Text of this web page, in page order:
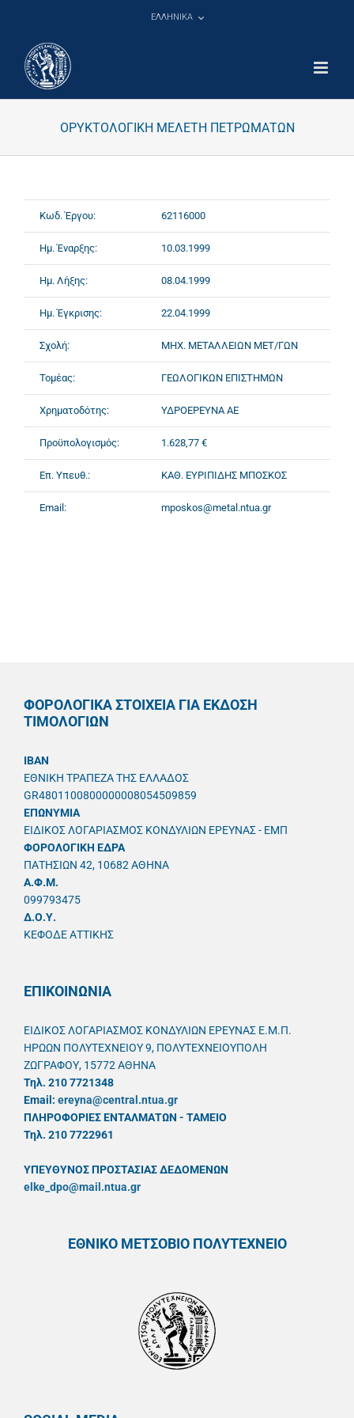
ΕΛΛΗΝΙΚΑ
ΟΡΥΚΤΟΛΟΓΙΚΗ ΜΕΛΕΤΗ ΠΕΤΡΩΜΑΤΩΝ
Κωδ. Έργου: 62116000
Ημ. Έναρξης: 10.03.1999
Ημ. Λήξης: 08.04.1999
Ημ. Έγκρισης: 22.04.1999
Σχολή: ΜΗΧ. ΜΕΤΑΛΛΕΙΩΝ ΜΕΤ/ΓΩΝ
Τομέας: ΓΕΩΛΟΓΙΚΩΝ ΕΠΙΣΤΗΜΩΝ
Χρηματοδότης: ΥΔΡΟΕΡΕΥΝΑ ΑΕ
Προϋπολογισμός: 1.628,77 €
Επ. Υπευθ.: ΚΑΘ. ΕΥΡΙΠΙΔΗΣ ΜΠΟΣΚΟΣ
Email: mposkos@metal.ntua.gr
ΦΟΡΟΛΟΓΙΚΑ ΣΤΟΙΧΕΙΑ ΓΙΑ ΕΚΔΟΣΗ
ΤΙΜΟΛΟΓΙΩΝ
IBAN
ΕΘΝΙΚΗ ΤΡΑΠΕΖΑ ΤΗΣ ΕΛΛΑΔΟΣ
GR4801100800000008054509859
ΕΠΩΝΥΜΙΑ
ΕΙΔΙΚΟΣ ΛΟΓΑΡΙΑΣΜΟΣ ΚΟΝΔΥΛΙΩΝ ΕΡΕΥΝΑΣ - ΕΜΠ
ΦΟΡΟΛΟΓΙΚΗ ΕΔΡΑ
ΠΑΤΗΣΙΩΝ 42, 10682 ΑΘΗΝΑ
A.Φ.Μ.
099793475
Δ.Ο.Υ.
ΚΕΦΟΔΕ ΑΤΤΙΚΗΣ
ΕΠΙΚΟΙΝΩΝΙΑ
ΕΙΔΙΚΟΣ ΛΟΓΑΡΙΑΣΜΟΣ ΚΟΝΔΥΛΙΩΝ ΕΡΕΥΝΑΣ Ε.Μ.Π.
ΗΡΩΩΝ ΠΟΛΥΤΕΧΝΕΙΟΥ 9, ΠΟΛΥΤΕΧΝΕΙΟΥΠΟΛΗ
ΖΩΓΡΑΦΟΥ, 15772 ΑΘΗΝΑ
Τηλ. 210 7721348
Email: ereyna@central.ntua.gr
ΠΛΗΡΟΦΟΡΙΕΣ ΕΝΤΑΛΜΑΤΩΝ - ΤΑΜΕΙΟ
Τηλ. 210 7722961
ΥΠΕΥΘYΝΟΣ ΠΡΟΣΤΑΣΙΑΣ ΔΕΔΟΜΕΝΩΝ
elke_dpo@mail.ntua.gr
ΕΘΝΙΚΟ ΜΕΤΣΟΒΙΟ ΠΟΛΥΤΕΧΝΕΙΟ